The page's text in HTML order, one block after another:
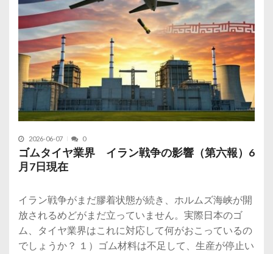
2026-06-07 0
ゴムタイヤ業界 イラン戦争の影響（第六報）6
月7日現在
イラン戦争がまだ膠着状態が続き、ホルムズ海峡が開
放されるめどがまだ立っていません。実際日本のゴ
ム、タイヤ業界はこれに対応して何がおこっているの
でしょうか？ １）ゴム材料は不足して、生産が停止い